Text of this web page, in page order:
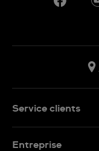
Service clients
Entreprise